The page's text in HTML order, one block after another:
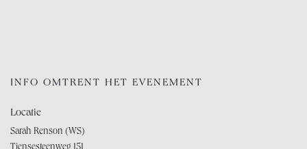
INFO OMTRENT HET EVENEMENT
Locatie
Sarah Renson (WS)